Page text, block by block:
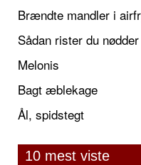
Brændte mandler i
Sådan rister du
Melonis
Bagt æblekage
Ål, spidstegt
10 mest viste